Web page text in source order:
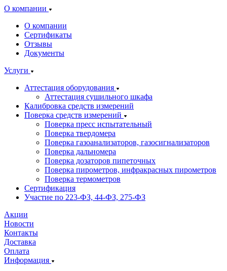
О компании
О компании
Сертификаты
Отзывы
Документы
Услуги
Аттестация оборудования
Аттестация сушильного шкафа
Калибровка средств измерений
Поверка средств измерений
Поверка пресс испытательный
Поверка твердомера
Поверка газоанализаторов, газосигнализаторов
Поверка дальномера
Поверка дозаторов пипеточных
Поверка пирометров, инфракрасных пирометров
Поверка термометров
Сертификация
Участие по 223-ФЗ, 44-ФЗ, 275-ФЗ
Акции
Новости
Контакты
Доставка
Оплата
Информация